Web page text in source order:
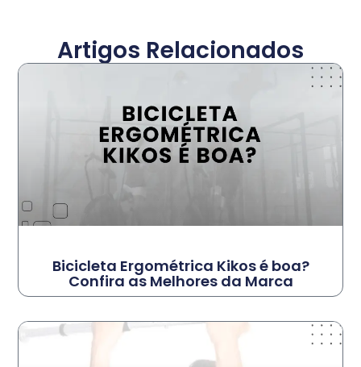
Artigos Relacionados
Bicicleta Ergométrica Kikos é boa?
Confira as Melhores da Marca